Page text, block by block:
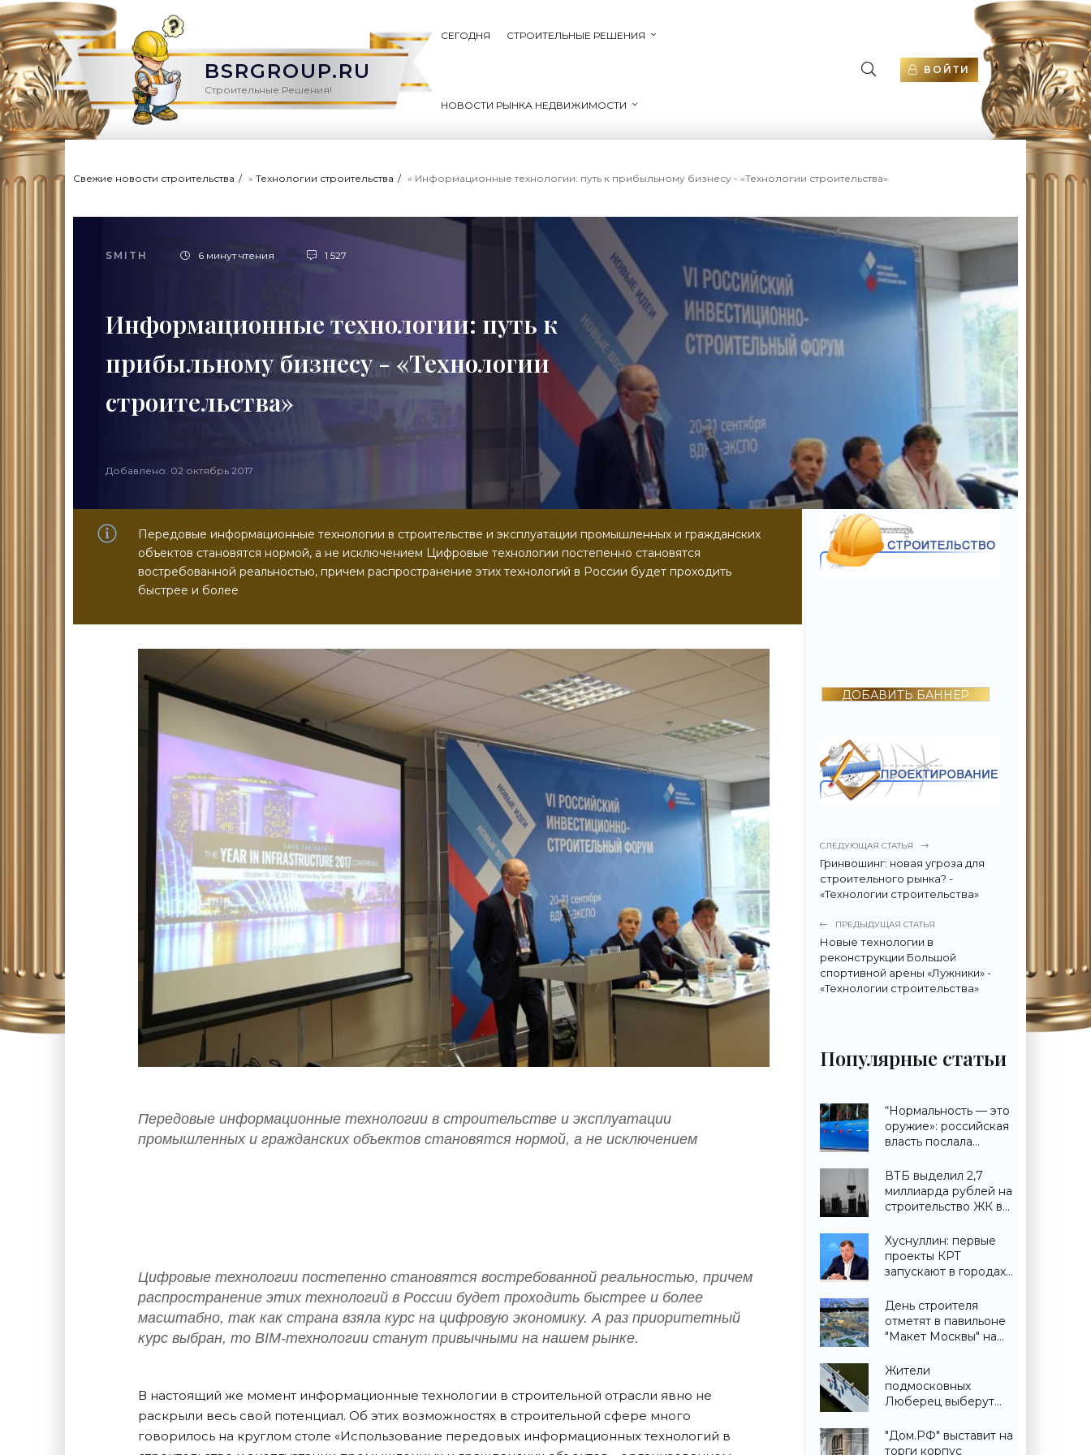
BSRGROUP.RU
Строительные Решения!
СЕГОДНЯ СТРОИТЕЛЬНЫЕ РЕШЕНИЯ
НОВОСТИ РЫНКА НЕДВИЖИМОСТИ
ВОЙТИ
Свежие новости строительства » Технологии строительства » Информационные технологии: путь к прибыльному бизнесу - «Технологии строительства»
SMITH 6 минут чтения 1 527
Информационные технологии: путь к
прибыльному бизнесу - «Технологии
строительства»
Добавлено: 02 октябрь 2017
Передовые информационные технологии в строительстве и эксплуатации промышленных и гражданских
объектов становятся нормой, а не исключением Цифровые технологии постепенно становятся
востребованной реальностью, причем распространение этих технологий в России будет проходить
быстрее и более
Передовые информационные технологии в строительстве и эксплуатации
промышленных и гражданских объектов становятся нормой, а не исключением
Цифровые технологии постепенно становятся востребованной реальностью, причем
распространение этих технологий в России будет проходить быстрее и более
масштабно, так как страна взяла курс на цифровую экономику. А раз приоритетный
курс выбран, то BIM-технологии станут привычными на нашем рынке.
В настоящий же момент информационные технологии в строительной отрасли явно не
раскрыли весь свой потенциал. Об этих возможностях в строительной сфере много
говорилось на круглом столе «Использование передовых информационных технологий в
ДОБАВИТЬ БАННЕР
СЛЕДУЮЩАЯ СТАТЬЯ
Гринвошинг: новая угроза для
строительного рынка? -
«Технологии строительства»
ПРЕДЫДУЩАЯ СТАТЬЯ
Новые технологии в
реконструкции Большой
спортивной арены «Лужники» -
«Технологии строительства»
Популярные статьи
“Нормальность — это
оружие»: российская
власть послала
сигнал гражданам -
«Недвижимость»
ВТБ выделил 2,7
миллиарда рублей на
строительство ЖК в
«Строительство»
Хуснуллин: первые
проекты КРТ
запускают в городах
«Строительство»
День строителя
отметят в павильоне
"Макет Москвы" на
«Строительство»
Жители
подмосковных
Люберец выберут
мосту через реку
Македонку -
"Дом.РФ" выставит на
торги корпус